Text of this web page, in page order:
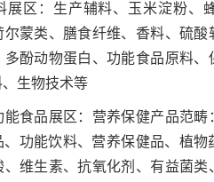
展区：生产辅料、玉米淀粉、
尔蒙类、膳食纤维、香料、硫
多酚动物蛋白、功能食品原料
生物技术等
能食品展区：营养保健产品范
、功能饮料、营养保健品、植
、维生素、抗氧化剂、有益菌